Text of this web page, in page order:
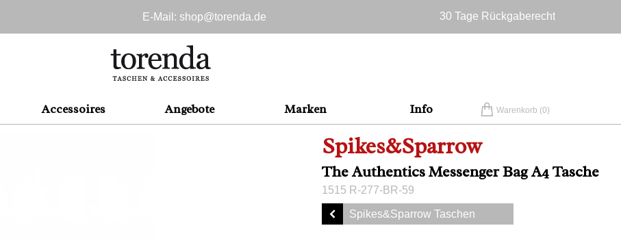
E-Mail: shop@torenda.de
30 Tage Rückgaberecht
Accessoires Angebote Marken Info Warenkorb (0)
Spikes&Sparrow
The Authentics Messenger Bag A4 Tasche
1515 R-277-BR-59
Spikes&Sparrow Taschen